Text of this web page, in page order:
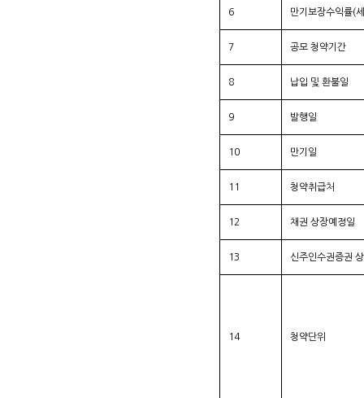
6 만기보장수익률(
7 공모 청약기간
8 납입 및 환불일
9 발행일
10 만기일
11 청약취급처
12 채권 상장예정일
13 신주인수권증권
14 청약단위